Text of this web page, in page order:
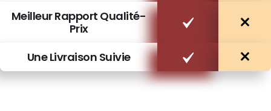
Meilleur Rapport Qualité-
Prix
Une Livraison Suivie